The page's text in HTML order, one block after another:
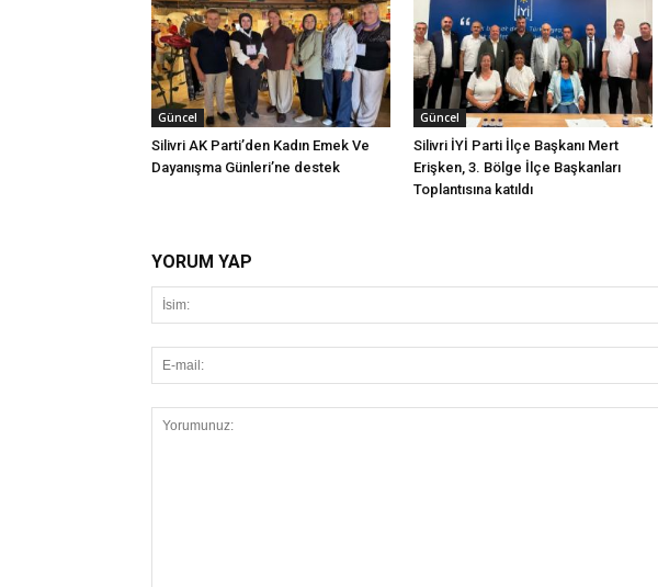
Güncel
Silivri AK Parti’den Kadın Emek Ve
Dayanışma Günleri’ne destek
Güncel
Silivri İYİ Parti İlçe Başkanı Mert
Erişken, 3. Bölge İlçe Başkanları
Toplantısına katıldı
YORUM YAP